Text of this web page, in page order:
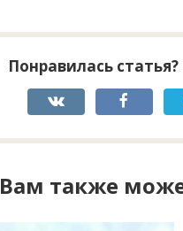
Понравилась
Вам также